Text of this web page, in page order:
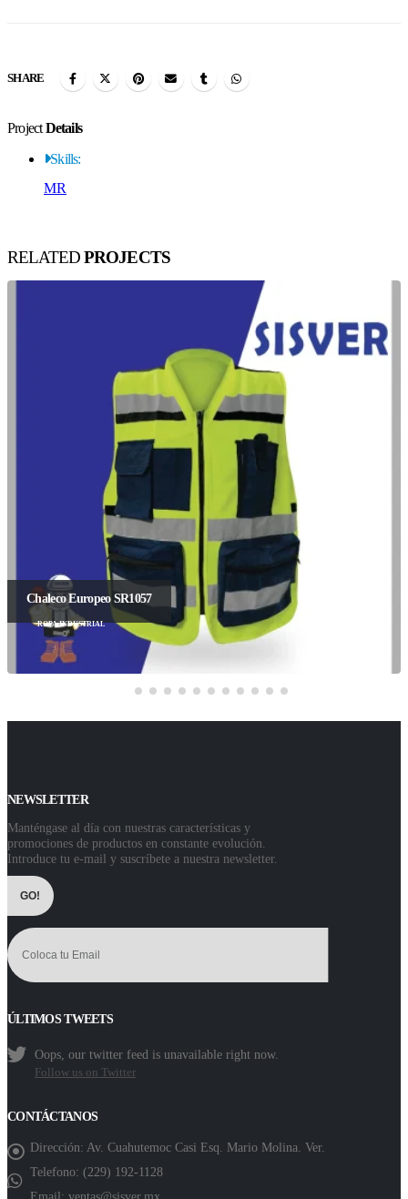
SHARE
ProjectDetails
Skills:
MR
RELATEDPROJECTS
Chaleco Europeo SR1057
ROPA INDUSTRIAL
NEWSLETTER
Manténgase al día con nuestras características y
promociones de productos en constante evolución.
Introduce tu e-mail y suscríbete a nuestra newsletter.
ÚLTIMOS TWEETS
Oops, our twitter feed is unavailable right now.
Follow us on Twitter
CONTÁCTANOS
Dirección: Av. Cuahutemoc Casi Esq. Mario Molina. Ver.
Telefono: (229) 192-1128